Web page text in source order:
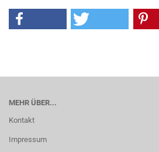
MEHR ÜBER...
Kontakt
Impressum